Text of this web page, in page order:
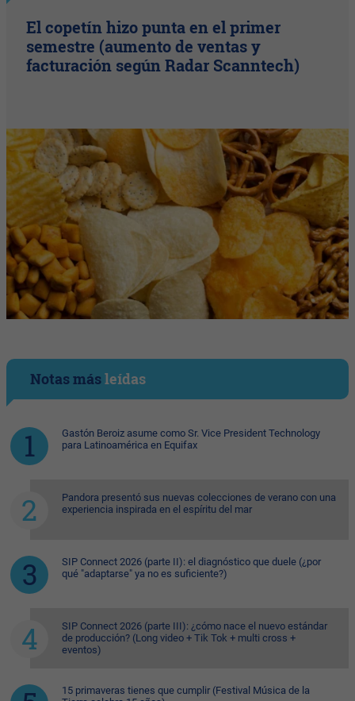
El copetín hizo punta en el primer
semestre (aumento de ventas y
facturación según Radar Scanntech)
Notas másleídas
Gastón Beroiz asume como Sr. Vice President Technology
para Latinoamérica en Equifax
Pandora presentó sus nuevas colecciones de verano con una
experiencia inspirada en el espíritu del mar
SIP Connect 2026 (parte II): el diagnóstico que duele (¿por
qué "adaptarse" ya no es suficiente?)
SIP Connect 2026 (parte III): ¿cómo nace el nuevo estándar
de producción? (Long video + Tik Tok + multi cross +
eventos)
15 primaveras tienes que cumplir (Festival Música de la